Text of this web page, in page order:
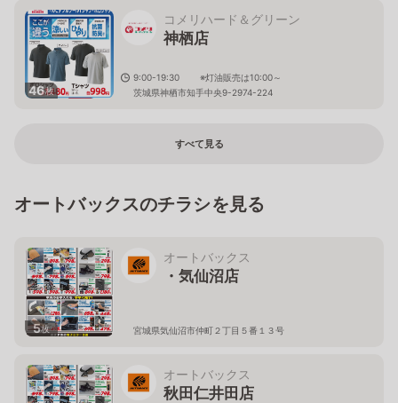
46枚
コメリハード＆グリーン
神栖店
9:00-19:30 ※灯油販売は10:00～
茨城県神栖市知手中央9-2974-224
すべて見る
オートバックスのチラシを見る
5枚
オートバックス
・気仙沼店
宮城県気仙沼市仲町２丁目５番１３号
オートバックス
秋田仁井田店